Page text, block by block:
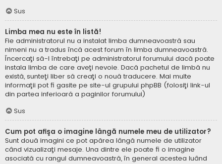
Sus
Limba mea nu este în listă!
Fie administratorul nu a instalat limba dumneavoastră sau
nimeni nu a tradus încă acest forum în limba dumneavoastră.
Încercaţi să-l întrebaţi pe administratorul forumului dacă poate
instala limba de care aveţi nevoie. Dacă pachetul de limbă nu
există, sunteţi liber să creaţi o nouă traducere. Mai multe
informaţii pot fi gasite pe site-ul grupului phpBB (folosiţi link-ul
din partea inferioară a paginilor forumului)
Sus
Cum pot afişa o imagine lângă numele meu de utilizator?
Sunt două imagini ce pot apărea lângă numele de utilizator
când vizualizaţi mesaje. Una dintre ele poate fi o imagine
asociată cu rangul dumneavoastră, în general acestea luând